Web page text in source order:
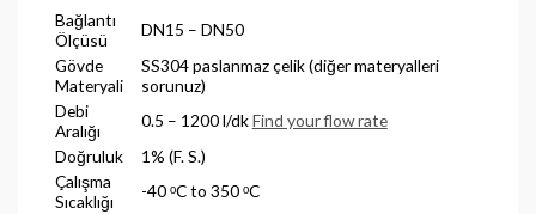
Bağlantı
Ölçüsü
DN15 – DN50
Gövde
Materyali
SS304 paslanmaz çelik (diğer materyalleri
sorunuz)
Debi
Aralığı
0.5 – 1200 l/dkFind your flow rate
Doğruluk
1% (F. S.)
Çalışma
Sıcaklığı
-40 ᵒC to 350 ᵒC